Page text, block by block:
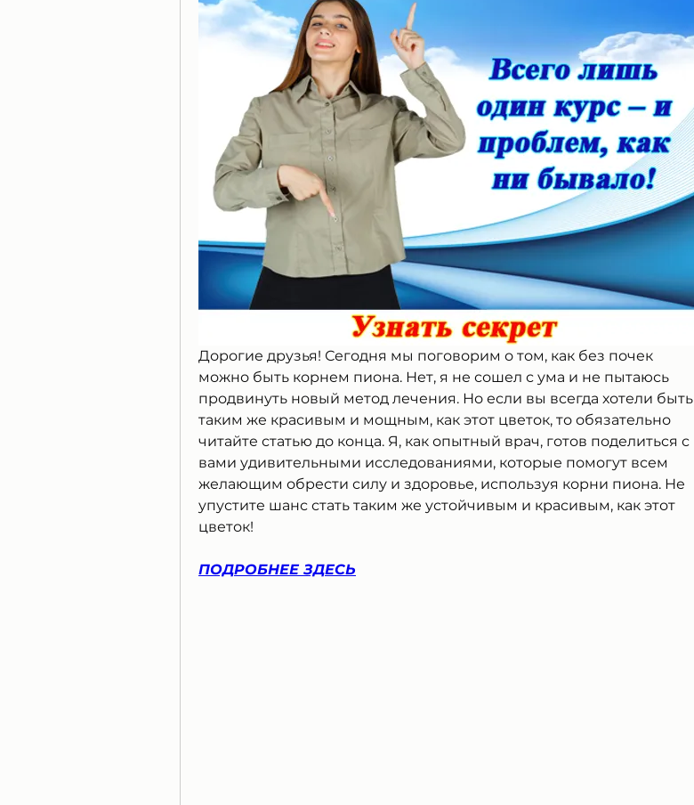
Дорогие друзья! Сегодня мы поговорим о том, как без почек
можно быть корнем пиона. Нет, я не сошел с ума и не пытаюсь
продвинуть новый метод лечения. Но если вы всегда хотели быть
таким же красивым и мощным, как этот цветок, то обязательно
читайте статью до конца. Я, как опытный врач, готов поделиться с
вами удивительными исследованиями, которые помогут всем
желающим обрести силу и здоровье, используя корни пиона. Не
упустите шанс стать таким же устойчивым и красивым, как этот
цветок!
ПОДРОБНЕЕ ЗДЕСЬ